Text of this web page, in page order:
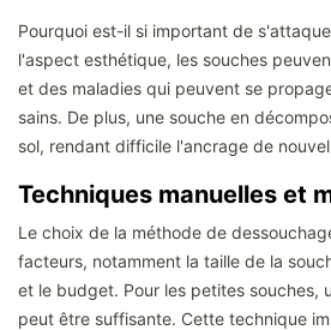
Pourquoi est-il si important de
l'aspect esthétique, les souches
et des maladies qui peuvent se
sains. De plus, une souche en
sol, rendant difficile l'ancrage de
Techniques manuelles et
Le choix de la méthode de
facteurs, notamment la taille de la
et le budget. Pour les petites souches,
peut être suffisante. Cette technique